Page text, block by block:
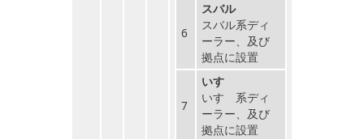
6
スバル
スバル系ディ
ーラー、及び
拠点に設置
7
いすゞ
いすゞ系ディ
ーラー、及び
拠点に設置